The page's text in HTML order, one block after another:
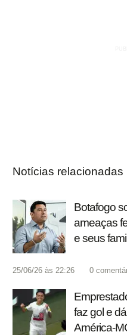
Notícias relacionadas
Botafogo
ameaças
e seus
25/06/26 às 22:26 0
faz gol e
América-